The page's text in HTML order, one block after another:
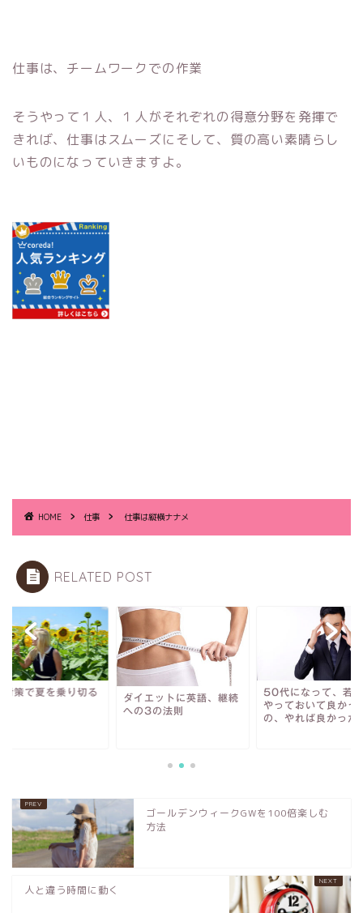
仕事は、チームワークでの作業
そうやって１人、１人がそれぞれの得意分野を発揮で
きれば、仕事はスムーズにそして、質の高い素晴らし
いものになっていきますよ。
HOME 仕事 仕事は縦横ナナメ
RELATED POST
対策で夏を乗り切る
ダイエットに英語、継続
への3の法則
50代になって、若
やっておいて良かっ
の、やれば良かった
ゴールデンウィークGWを100倍楽しむ
方法
人と違う時間に動く